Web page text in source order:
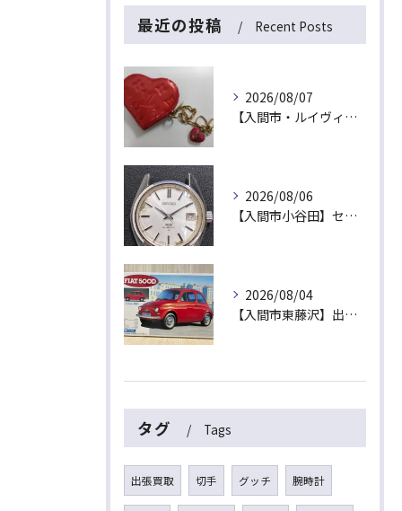
最近の投稿 Recent Posts
2026/08/07
【入間市・ルイヴィトン買取】ハート型が可愛い！ヴェルニ「ポルトモネ・クール」を最高値でお買取！
2026/08/06
【入間市小谷田】セイコーの名機「キングセイコー（45KS）」をお買取！ベルトなし・文字盤のシミ・不動品も高価買取いたします
2026/08/04
【入間市東藤沢】出張買取にて絶版プラモデル「フィアット500D」をお買取！暑い夏は涼しいご自宅で「無料出張買取」をご利用ください
タグ Tags
出張買取 切手 グッチ 腕時計